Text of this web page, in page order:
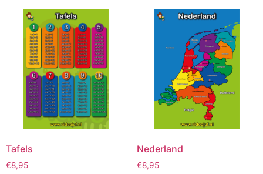
Tafels
€8,95
Nederland
€8,95